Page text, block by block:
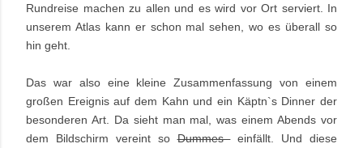
Rundreise machen zu allen und es wird vor Ort serviert. In
unserem Atlas kann er schon mal sehen, wo es überall so
hin geht.
Das war also eine kleine Zusammenfassung von einem
großen Ereignis auf dem Kahn und ein Käptn`s Dinner der
besonderen Art. Da sieht man mal, was einem Abends vor
dem Bildschirm vereint soDummeseinfällt. Und diese